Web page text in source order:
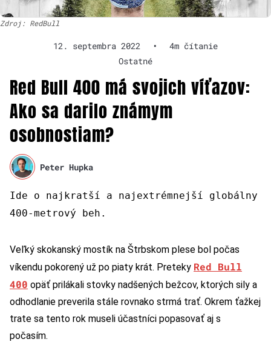
Zdroj: RedBull
12. septembra 2022 •
4m čítanie
Ostatné
Red Bull 400 má svojich víťazov:
Ako sa darilo známym
osobnostiam?
Peter Hupka
Ide o najkratší a najextrémnejší globálny
400-metrový beh.
Veľký skokanský mostík na Štrbskom plese bol počas
víkendu pokorený už po piaty krát. Preteky Red Bull
400 opäť prilákali stovky nadšených bežcov, ktorých sily a
odhodlanie preverila stále rovnako strmá trať. Okrem ťažkej
trate sa tento rok museli účastníci popasovať aj s
počasím.